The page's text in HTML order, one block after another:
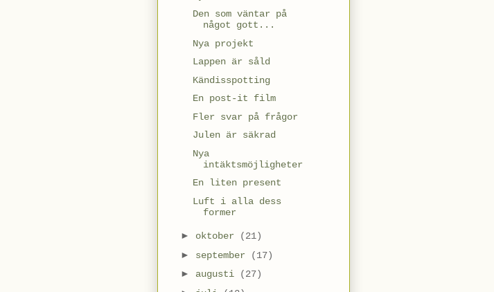
Den som väntar på
något gott...
Nya projekt
Lappen är såld
Kändisspotting
En post-it film
Fler svar på frågor
Julen är säkrad
Nya
intäktsmöjligheter
En liten present
Luft i alla dess
former
► oktober
(21)
► september
(17)
► augusti
(27)